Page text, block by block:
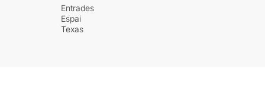
Entrades
Espai
Texas